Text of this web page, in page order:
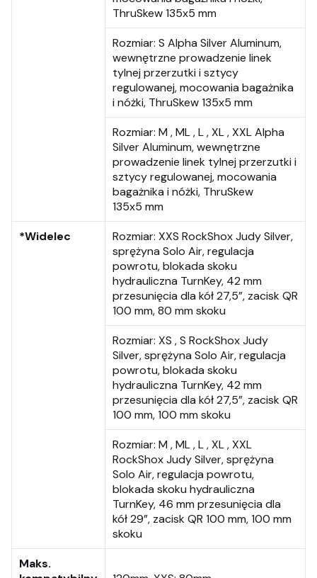
ThruSkew 135x5 mm
Rozmiar: S Alpha Silver Aluminum,
wewnętrzne prowadzenie linek
tylnej przerzutki i sztycy
regulowanej, mocowania bagażnika
i nóżki, ThruSkew 135x5 mm
Rozmiar: M , ML , L , XL , XXL Alpha
Silver Aluminum, wewnętrzne
prowadzenie linek tylnej przerzutki i
sztycy regulowanej, mocowania
bagażnika i nóżki, ThruSkew
135x5 mm
*Widelec
Rozmiar: XXS RockShox Judy Silver,
sprężyna Solo Air, regulacja
powrotu, blokada skoku
hydrauliczna TurnKey, 42 mm
przesunięcia dla kół 27,5”, zacisk QR
100 mm, 80 mm skoku
Rozmiar: XS , S RockShox Judy
Silver, sprężyna Solo Air, regulacja
powrotu, blokada skoku
hydrauliczna TurnKey, 42 mm
przesunięcia dla kół 27,5”, zacisk QR
100 mm, 100 mm skoku
Rozmiar: M , ML , L , XL , XXL
RockShox Judy Silver, sprężyna
Solo Air, regulacja powrotu,
blokada skoku hydrauliczna
TurnKey, 46 mm przesunięcia dla
kół 29”, zacisk QR 100 mm, 100 mm
skoku
Maks.